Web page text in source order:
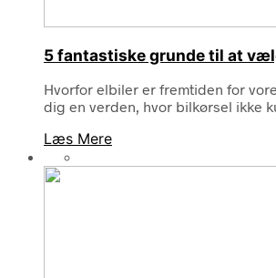
5 fantastiske grunde til at
Hvorfor elbiler er fremtiden for
dig en verden, hvor bilkørsel ikke
Læs Mere